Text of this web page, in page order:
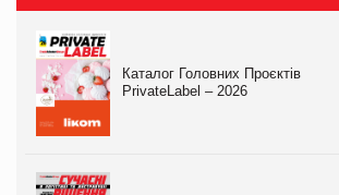
Каталог Головних Проєктів
PrivateLabel – 2026